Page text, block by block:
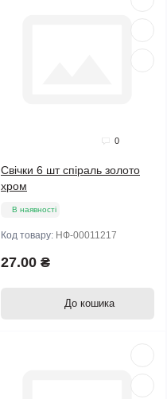
0
Свічки 6 шт спіраль золото
хром
В наявності
Код товару: НФ-00011217
27.00 ₴
До кошика